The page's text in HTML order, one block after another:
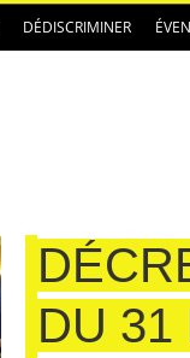
DÉDISCRIMINER
DU 31